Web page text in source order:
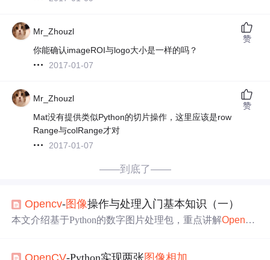
Mr_Zhouzl
你能确认imageROI与logo大小是一样的吗？
2017-01-07
赞
Mr_Zhouzl
Mat没有提供类似Python的切片操作，这里应该是row
Range与colRange才对
2017-01-07
赞
——到底了——
Opencv-图像操作与处理入门基本知识（一）
本文介绍基于Python的数字图片处理包，重点讲解OpenC
OpenCV-Python实现两张图像相加